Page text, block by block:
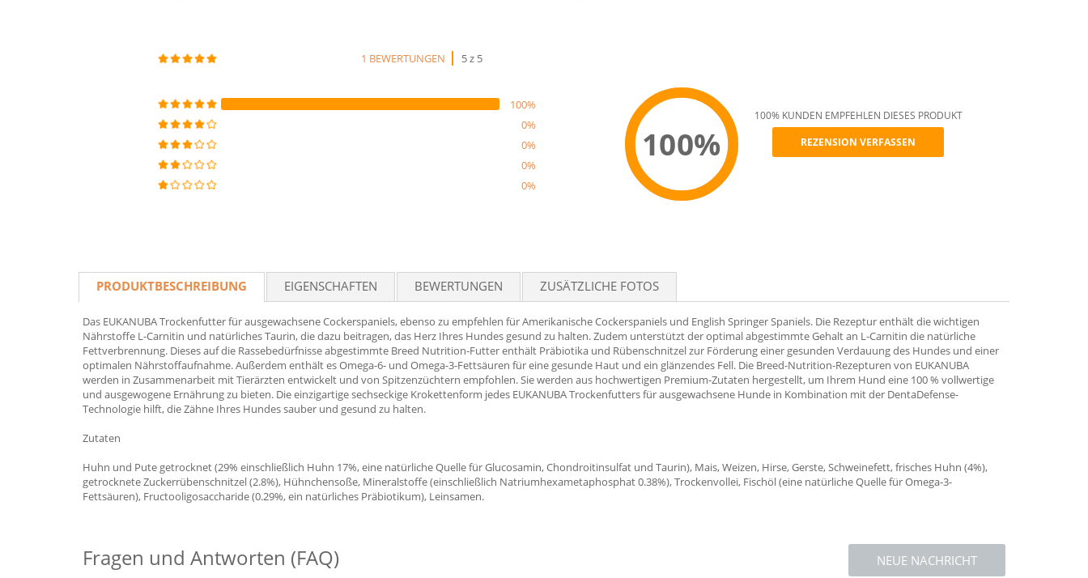
1 BEWERTUNGEN 5 z 5
100%
0%
0%
0%
0%
100%
Recommend
100% KUNDEN EMPFEHLEN DIESES PRODUKT
REZENSION VERFASSEN
PRODUKTBESCHREIBUNG EIGENSCHAFTEN BEWERTUNGEN ZUSÄTZLICHE FOTOS
Das EUKANUBA Trockenfutter für ausgewachsene Cockerspaniels, ebenso zu empfehlen für Amerikanische Cockerspaniels und English Springer Spaniels. Die Rezeptur enthält die wichtigen
Nährstoffe L-Carnitin und natürliches Taurin, die dazu beitragen, das Herz Ihres Hundes gesund zu halten. Zudem unterstützt der optimal abgestimmte Gehalt an L-Carnitin die natürliche
Fettverbrennung. Dieses auf die Rassebedürfnisse abgestimmte Breed Nutrition-Futter enthält Präbiotika und Rübenschnitzel zur Förderung einer gesunden Verdauung des Hundes und einer
optimalen Nährstoffaufnahme. Außerdem enthält es Omega-6- und Omega-3-Fettsäuren für eine gesunde Haut und ein glänzendes Fell. Die Breed-Nutrition-Rezepturen von EUKANUBA
werden in Zusammenarbeit mit Tierärzten entwickelt und von Spitzenzüchtern empfohlen. Sie werden aus hochwertigen Premium-Zutaten hergestellt, um Ihrem Hund eine 100 % vollwertige
und ausgewogene Ernährung zu bieten. Die einzigartige sechseckige Krokettenform jedes EUKANUBA Trockenfutters für ausgewachsene Hunde in Kombination mit der DentaDefense-
Technologie hilft, die Zähne Ihres Hundes sauber und gesund zu halten.
Zutaten
Huhn und Pute getrocknet (29% einschließlich Huhn 17%, eine natürliche Quelle für Glucosamin, Chondroitinsulfat und Taurin), Mais, Weizen, Hirse, Gerste, Schweinefett, frisches Huhn (4%),
getrocknete Zuckerrübenschnitzel (2.8%), Hühnchensoße, Mineralstoffe (einschließlich Natriumhexametaphosphat 0.38%), Trockenvollei, Fischöl (eine natürliche Quelle für Omega-3-
Fettsäuren), Fructooligosaccharide (0.29%, ein natürliches Präbiotikum), Leinsamen.
NEUE NACHRICHT
Fragen und Antworten (FAQ)